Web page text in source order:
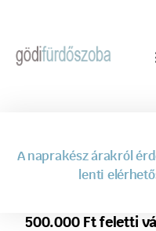
A naprakész árakról
lenti
500.000 Ft feletti